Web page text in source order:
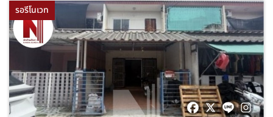
รอรีโนเวท